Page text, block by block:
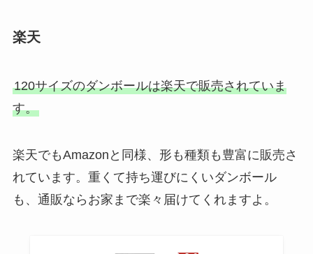
楽天
120サイズのダンボールは楽天で販売されていま
す。
楽天でもAmazonと同様、形も種類も豊富に販売さ
れています。重くて持ち運びにくいダンボール
も、通販ならお家まで楽々届けてくれますよ。